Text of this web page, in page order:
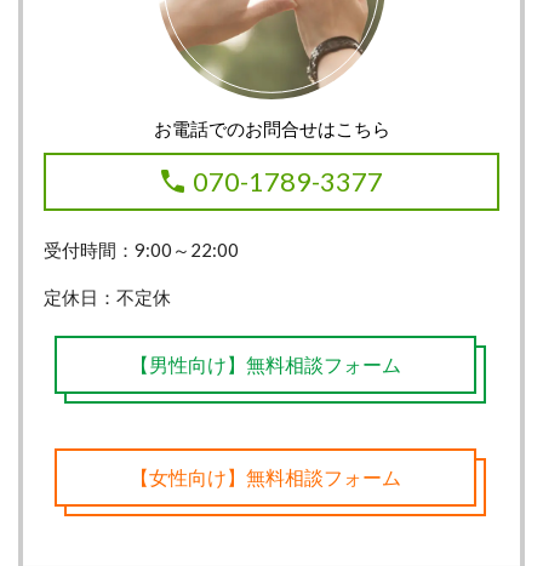
お電話でのお問合せはこちら
070-1789-3377
受付時間：9:00～22:00
定休日：不定休
【男性向け】無料相談フォーム
【女性向け】無料相談フォーム